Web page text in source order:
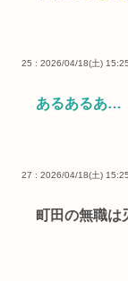
25 : 2026/04/18(土)
あるあるあ…
27 : 2026/04/18(土)
町田の無職は